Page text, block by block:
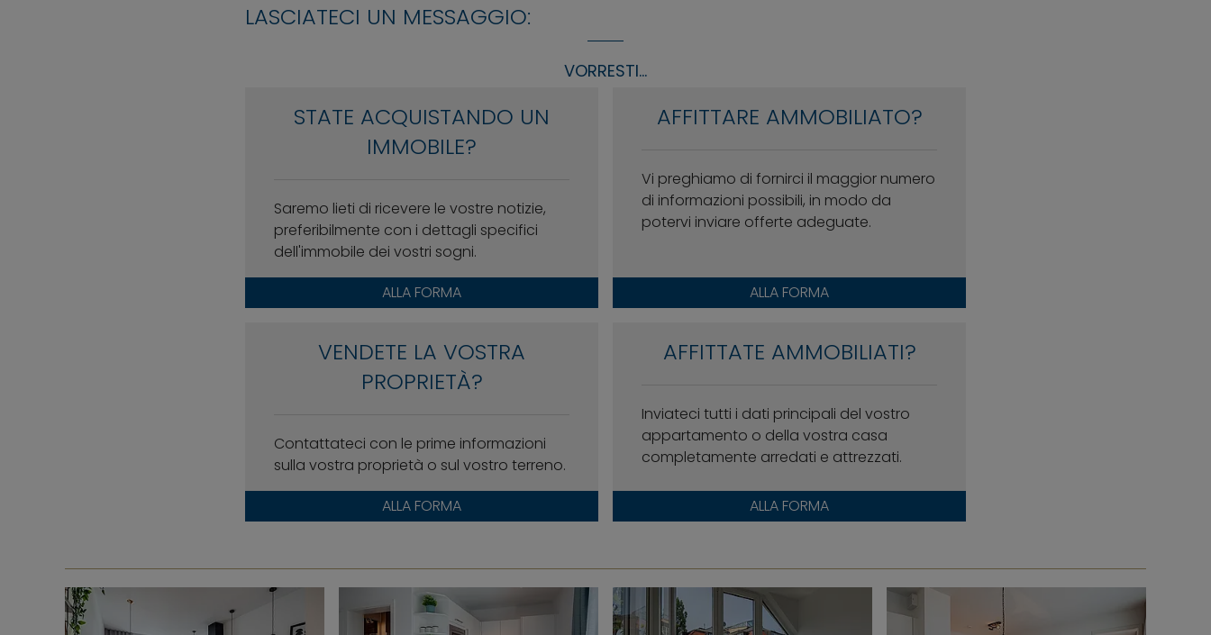
LASCIATECI UN MESSAGGIO:
VORRESTI...
STATE ACQUISTANDO UN
IMMOBILE?
Saremo lieti di ricevere le vostre notizie,
preferibilmente con i dettagli specifici
dell'immobile dei vostri sogni.
ALLA FORMA
AFFITTARE AMMOBILIATO?
Vi preghiamo di fornirci il maggior numero
di informazioni possibili, in modo da
potervi inviare offerte adeguate.
ALLA FORMA
VENDETE LA VOSTRA
PROPRIETÀ?
Contattateci con le prime informazioni
sulla vostra proprietà o sul vostro terreno.
ALLA FORMA
AFFITTATE AMMOBILIATI?
Inviateci tutti i dati principali del vostro
appartamento o della vostra casa
completamente arredati e attrezzati.
ALLA FORMA